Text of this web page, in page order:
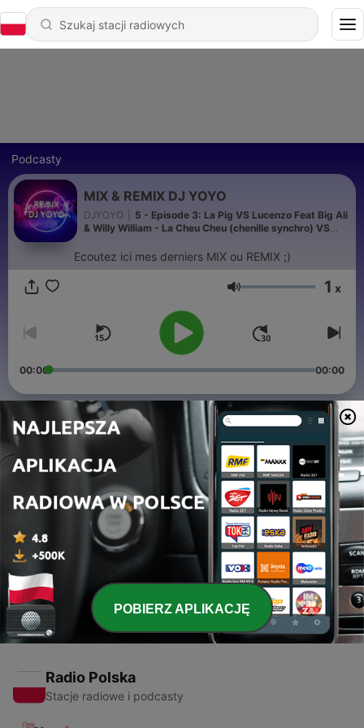
Podcasty
MIX & REMIX DJ YOYO
DJYOYO
5 - Episode 3: La Pig VS Lucenzo Feat Big Ali
& Willy William - La Cheu Cheu (chenille synchro) VS
Ecoutez ici mes derniers MIX ou REMIX ;)
Głośność 1 x
00:00 00:00
Odcinki
5 - Episode 3: La Pig VS Lucenzo Feat Big Ali & Willy
William - La Cheu Cheu (chenille synchro) VS Vem
dancar kuduro (REMIX DJ YOYO)
4 Episode 2: MIX NOUVEL AN 2023
Radio Polska
Stacje radiowe i podcasty
POBIERZ APLIKACJĘ